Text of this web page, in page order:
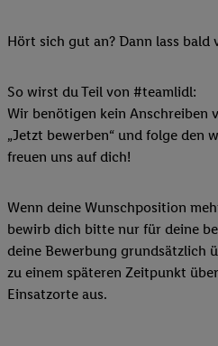
Hört sich gut an? Dann lass bald
So wirst du Teil von #teamlidl:
Wir benötigen kein Anschreiben
„Jetzt bewerben“ und folge den
freuen uns auf dich!
Wenn deine Wunschposition
bewirb dich bitte nur für deine
deine Bewerbung grundsätzlich
zu einem späteren Zeitpunkt
Einsatzorte aus.